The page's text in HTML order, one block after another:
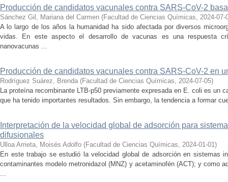
Producción de candidatos vacunales contra SARS-CoV-2
Sánchez Gil, Mariana del Carmen (Facultad de Ciencias Químicas, 2024-07-
A lo largo de los años la humanidad ha sido afectada por diversos
vidas. En este aspecto el desarrollo de vacunas es una respuesta
nanovacunas ...
Producción de candidatos vacunales contra SARS-CoV-2 en
Rodríguez Suárez, Brenda (Facultad de Ciencias Químicas, 2024-07-05)
La proteína recombinante LTB-p50 previamente expresada en E. coli es un
que ha tenido importantes resultados. Sin embargo, la tendencia a formar
Interpretación de la velocidad global de adsorción para
difusionales
Ulloa Arrieta, Moisés Adolfo (Facultad de Ciencias Químicas, 2024-01-01)
En este trabajo se estudió la velocidad global de adsorción en sistemas
contaminantes modelo metronidazol (MNZ) y acetaminofén (ACT); y como
...